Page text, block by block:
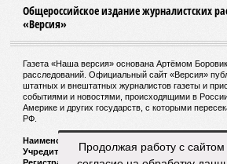
Общероссийское издание журналистских
«Версия»
Газета «Наша версия» основана Артёмом
расследований. Официальный сайт «Версия»
штатных и внештатных журналистов газеты и
событиями и новостями, происходящими в
Америке и других государств, с которыми
РФ.
Наименование:
Учредитель:
ООО «Версия»,Главный
Продолжая работу с